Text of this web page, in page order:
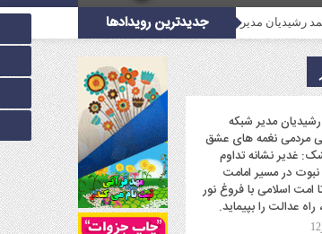
جدیدترین رویدادها
شبکه فرهنگی مردمی نغمه های عشق اندیمشک: غدیر نشانه
مدیر شبکه
مردمی نغمه های عشق
غدیر نشانه تداوم
در مسیر امامت
امت اسلامی با فروغ نور
راه عدالت را بپیماید.